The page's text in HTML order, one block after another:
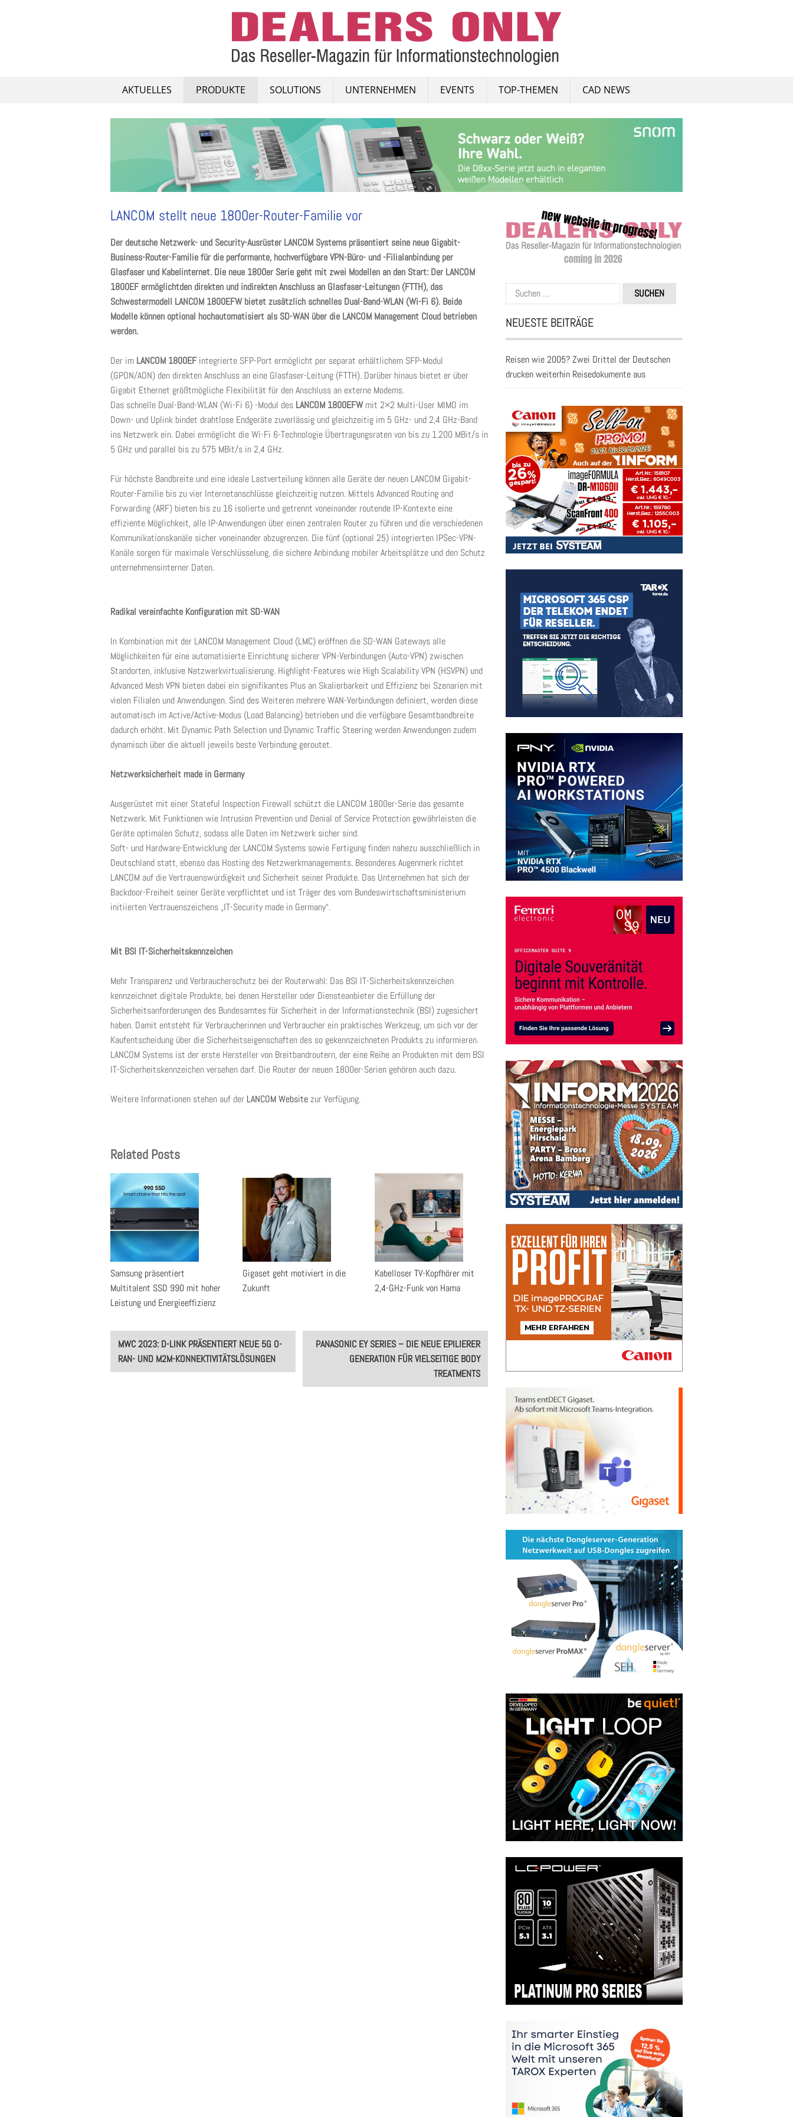
AKTUELLES PRODUKTE SOLUTIONS UNTERNEHMEN EVENTS TOP-THEMEN CAD NEWS
LANCOM stellt neue 1800er-Router-Familie vor
Der deutsche Netzwerk- und Security-Ausrüster LANCOM Systems präsentiert seine neue Gigabit-
Business-Router-Familie für die performante, hochverfügbare VPN-Büro- und -Filialanbindung per
Glasfaser und Kabelinternet. Die neue 1800er Serie geht mit zwei Modellen an den Start: Der LANCOM
1800EF ermöglichtden direkten und indirekten Anschluss an Glasfaser-Leitungen (FTTH), das
Schwestermodell LANCOM 1800EFW bietet zusätzlich schnelles Dual-Band-WLAN (Wi-Fi 6). Beide
Modelle können optional hochautomatisiert als SD-WAN über die LANCOM Management Cloud betrieben
werden.
Der im LANCOM 1800EFintegrierte SFP-Port ermöglicht per separat erhältlichem SFP-Modul
(GPON/AON) den direkten Anschluss an eine Glasfaser-Leitung (FTTH). Darüber hinaus bietet er über
Gigabit Ethernet größtmögliche Flexibilität für den Anschluss an externe Modems.
Das schnelle Dual-Band-WLAN (Wi-Fi 6) -Modul des LANCOM 1800EFWmit 2×2 Multi-User MIMO im
Down- und Uplink bindet drahtlose Endgeräte zuverlässig und gleichzeitig im 5 GHz- und 2,4 GHz-Band
ins Netzwerk ein. Dabei ermöglicht die Wi-Fi 6-Technologie Übertragungsraten von bis zu 1.200 MBit/s in
5 GHz und parallel bis zu 575 MBit/s in 2,4 GHz.
Für höchste Bandbreite und eine ideale Lastverteilung können alle Geräte der neuen LANCOM Gigabit-
Router-Familie bis zu vier Internetanschlüsse gleichzeitig nutzen. Mittels Advanced Routing and
Forwarding (ARF) bieten bis zu 16 isolierte und getrennt voneinander routende IP-Kontexte eine
effiziente Möglichkeit, alle IP-Anwendungen über einen zentralen Router zu führen und die verschiedenen
Kommunikationskanäle sicher voneinander abzugrenzen. Die fünf (optional 25) integrierten IPSec-VPN-
Kanäle sorgen für maximale Verschlüsselung, die sichere Anbindung mobiler Arbeitsplätze und den Schutz
unternehmensinterner Daten.
Radikal vereinfachte Konfiguration mit SD-WAN
In Kombination mit der LANCOM Management Cloud (LMC) eröffnen die SD-WAN Gateways alle
Möglichkeiten für eine automatisierte Einrichtung sicherer VPN-Verbindungen (Auto-VPN) zwischen
Standorten, inklusive Netzwerkvirtualisierung. Highlight-Features wie High Scalability VPN (HSVPN) und
Advanced Mesh VPN bieten dabei ein signifikantes Plus an Skalierbarkeit und Effizienz bei Szenarien mit
vielen Filialen und Anwendungen. Sind des Weiteren mehrere WAN-Verbindungen definiert, werden diese
automatisch im Active/Active-Modus (Load Balancing) betrieben und die verfügbare Gesamtbandbreite
dadurch erhöht. Mit Dynamic Path Selection und Dynamic Traffic Steering werden Anwendungen zudem
dynamisch über die aktuell jeweils beste Verbindung geroutet.
Netzwerksicherheit made in Germany
Ausgerüstet mit einer Stateful Inspection Firewall schützt die LANCOM 1800er-Serie das gesamte
Netzwerk. Mit Funktionen wie Intrusion Prevention und Denial of Service Protection gewährleisten die
Geräte optimalen Schutz, sodass alle Daten im Netzwerk sicher sind.
Soft- und Hardware-Entwicklung der LANCOM Systems sowie Fertigung finden nahezu ausschließlich in
Deutschland statt, ebenso das Hosting des Netzwerkmanagements. Besonderes Augenmerk richtet
LANCOM auf die Vertrauenswürdigkeit und Sicherheit seiner Produkte. Das Unternehmen hat sich der
Backdoor-Freiheit seiner Geräte verpflichtet und ist Träger des vom Bundeswirtschaftsministerium
initiierten Vertrauenszeichens „IT-Security made in Germany“.
Mit BSI IT-Sicherheitskennzeichen
Mehr Transparenz und Verbraucherschutz bei der Routerwahl: Das BSI IT-Sicherheitskennzeichen
kennzeichnet digitale Produkte, bei denen Hersteller oder Diensteanbieter die Erfüllung der
Sicherheitsanforderungen des Bundesamtes für Sicherheit in der Informationstechnik (BSI) zugesichert
haben. Damit entsteht für Verbraucherinnen und Verbraucher ein praktisches Werkzeug, um sich vor der
Kaufentscheidung über die Sicherheitseigenschaften des so gekennzeichneten Produkts zu informieren.
LANCOM Systems ist der erste Hersteller von Breitbandroutern, der eine Reihe an Produkten mit dem BSI
IT-Sicherheitskennzeichen versehen darf. Die Router der neuen 1800er-Serien gehören auch dazu.
Weitere Informationen stehen auf der LANCOM Websitezur Verfügung.
Related Posts
Samsung präsentiert
Multitalent SSD 990 mit hoher
Leistung und Energieeffizienz
Gigaset geht motiviert in die
Zukunft
Kabelloser TV-Kopfhörer mit
2,4-GHz-Funk von Hama
Post
navigation
MWC 2023: D-LINK PRÄSENTIERT NEUE 5G O-
RAN- UND M2M-KONNEKTIVITÄTSLÖSUNGEN
PANASONIC EY SERIES – DIE NEUE EPILIERER
GENERATION FÜR VIELSEITIGE BODY
TREATMENTS
Suchen
nach:
NEUESTE BEITRÄGE
Reisen wie 2005? Zwei Drittel der Deutschen
drucken weiterhin Reisedokumente aus